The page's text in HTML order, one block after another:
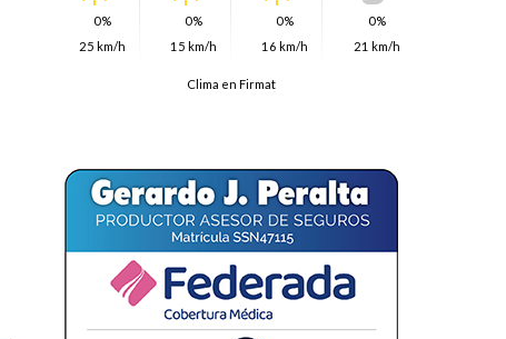
0%
25 km/h
0%
15 km/h
0%
16 km/h
0%
21 km/h
Clima en Firmat